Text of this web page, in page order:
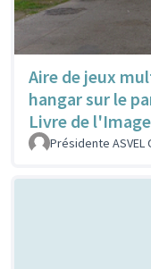
Aire de jeux
hangar sur le
Livre de
Présidente ASVEL